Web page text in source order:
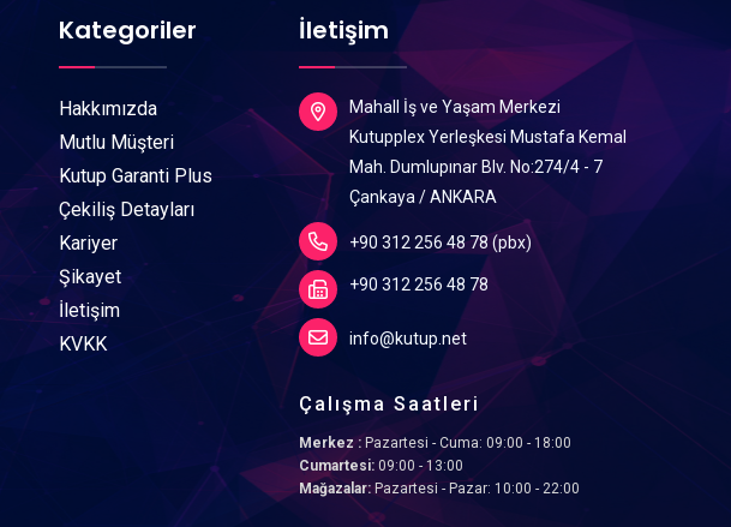
Kategoriler
Hakkımızda
Mutlu Müşteri
Kutup Garanti Plus
Çekiliş Detayları
Kariyer
Şikayet
İletişim
KVKK
İletişim
Mahall İş ve Yaşam Merkezi
Kutupplex Yerleşkesi Mustafa Kemal
Mah. Dumlupınar Blv. No:274/4 - 7
Çankaya / ANKARA
+90 312 256 48 78 (pbx)
+90 312 256 48 78
info@kutup.net
Çalışma Saatleri
Merkez : Pazartesi - Cuma: 09:00 - 18:00
Cumartesi: 09:00 - 13:00
Mağazalar: Pazartesi - Pazar: 10:00 - 22:00